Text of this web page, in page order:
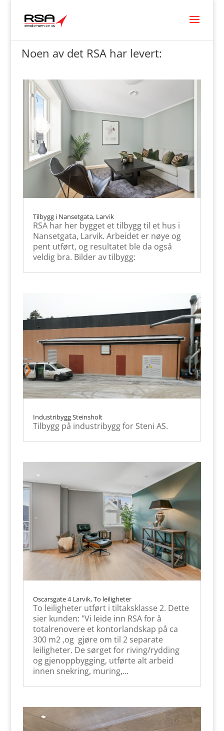
Noen av det RSA har levert:
Tilbygg i Nansetgata, Larvik
RSA har her bygget et tilbygg til et hus i
Nansetgata, Larvik. Arbeidet er nøye og
pent utført, og resultatet ble da også
veldig bra. Bilder av tilbygg:
Industribygg Steinsholt
Tilbygg på industribygg for Steni AS.
Oscarsgate 4 Larvik, To leiligheter
To leiligheter utført i tiltaksklasse 2. Dette
sier kunden: "Vi leide inn RSA for å
totalrenovere et kontorlandskap på ca
300 m2 ,og gjøre om til 2 separate
leiligheter. De sørget for riving/rydding
og gjenoppbygging, utførte alt arbeid
innen snekring, muring,...